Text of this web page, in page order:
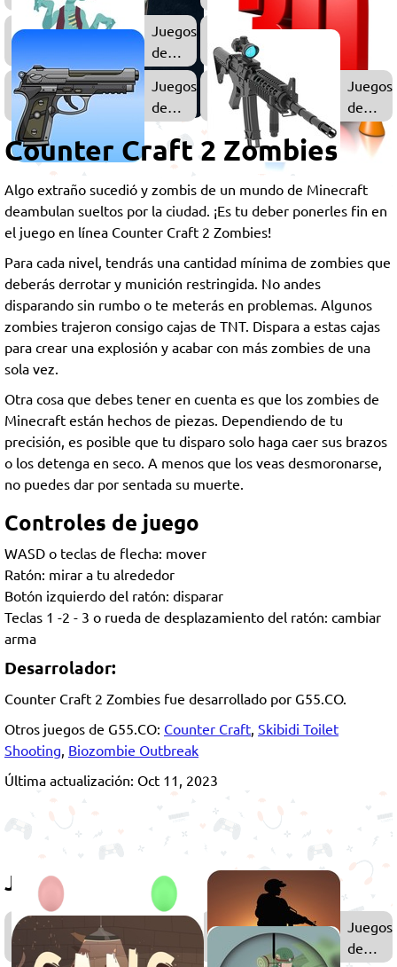
Disparos
Juegos
de
Zombies
Juegos
de
Juegos
de
3D
Counter Craft 2 Zombies
Algo extraño sucedió y zombis de un mundo de Minecraft
deambulan sueltos por la ciudad. ¡Es tu deber ponerles fin en
el juego en línea Counter Craft 2 Zombies!
Para cada nivel, tendrás una cantidad mínima de zombies que
deberás derrotar y munición restringida. No andes
disparando sin rumbo o te meterás en problemas. Algunos
zombies trajeron consigo cajas de TNT. Dispara a estas cajas
para crear una explosión y acabar con más zombies de una
sola vez.
Otra cosa que debes tener en cuenta es que los zombies de
Minecraft están hechos de piezas. Dependiendo de tu
precisión, es posible que tu disparo solo haga caer sus brazos
o los detenga en seco. A menos que los veas desmoronarse,
no puedes dar por sentada su muerte.
Controles de juego
WASD o teclas de flecha: mover
Ratón: mirar a tu alrededor
Botón izquierdo del ratón: disparar
Teclas 1 -2 - 3 o rueda de desplazamiento del ratón: cambiar
arma
Desarrolador:
Counter Craft 2 Zombies fue desarrollado por G55.CO.
Otros juegos de G55.CO: Counter Craft, Skibidi Toilet
Shooting, Biozombie Outbreak
Última actualización: Oct 11, 2023
Juega también
Juegos
FPS
Juegos
de